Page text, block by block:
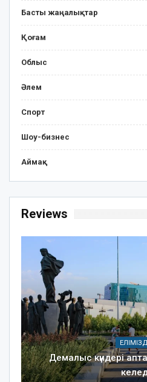
Басты жаңалықтар
Қоғам
Облыс
Әлем
Спорт
Шоу-бизнес
Аймақ
Reviews
Демалыс күндері